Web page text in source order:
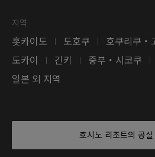
지역
홋카이도 | 도호쿠 | 호쿠리쿠・
도카이 | 긴키 | 중부・시코쿠 |
일본 외 지역
호시노 리조트의 공